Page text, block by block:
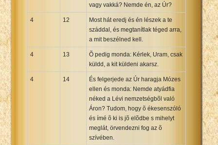
vagy vakká? Nemde én, az Úr?
4 12
Most hát eredj és én lészek a te
száddal, és megtanítlak téged arra,
a mit beszélned kell.
4 13
Õ pedig monda: Kérlek, Uram, csak
küldd, a kit küldeni akarsz.
4 14
És felgerjede az Úr haragja Mózes
ellen és monda: Nemde atyádfia
néked a Lévi nemzetségbõl való
Áron? Tudom, hogy õ ékesenszóló
és ímé õ ki is jõ elõdbe s mihelyt
meglát, örvendezni fog az õ
szívében.